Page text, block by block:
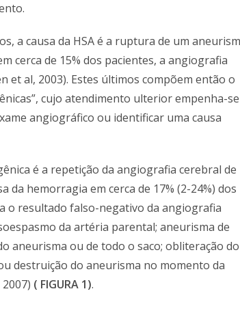
a causa da HSA é a ruptura de um
cerca de 15% dos pacientes, a angiografia
et al, 2003). Estes últimos compõem então o
cujo atendimento ulterior empenha-se
angiográfico ou identificar uma causa
é a repetição da angiografia cerebral de
hemorragia em cerca de 17% (2-24%) dos
o resultado falso-negativo da angiografia
da artéria parental; aneurisma de
aneurisma ou de todo o saco; obliteração do
destruição do aneurisma no momento da
( FIGURA 1).